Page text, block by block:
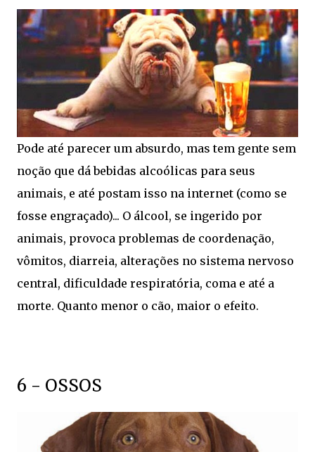
Pode até parecer um absurdo, mas tem gente sem
noção que dá bebidas alcoólicas para seus
animais, e até postam isso na internet (como se
fosse engraçado)... O álcool, se ingerido por
animais, provoca problemas de coordenação,
vômitos, diarreia, alterações no sistema nervoso
central, dificuldade respiratória, coma e até a
morte. Quanto menor o cão, maior o efeito.
6 - OSSOS